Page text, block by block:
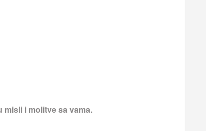
i molitve sa vama.